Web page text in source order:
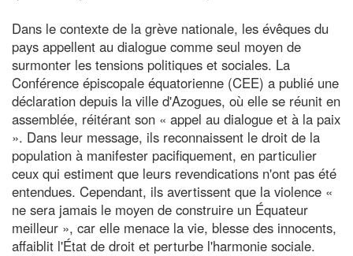
Dans le contexte de la grève nationale, les évêques du
pays appellent au dialogue comme seul moyen de
surmonter les tensions politiques et sociales. La
Conférence épiscopale équatorienne (CEE) a publié une
déclaration depuis la ville d'Azogues, où elle se réunit en
assemblée, réitérant son « appel au dialogue et à la paix
». Dans leur message, ils reconnaissent le droit de la
population à manifester pacifiquement, en particulier
ceux qui estiment que leurs revendications n'ont pas été
entendues. Cependant, ils avertissent que la violence «
ne sera jamais le moyen de construire un Équateur
meilleur », car elle menace la vie, blesse des innocents,
affaiblit l'État de droit et perturbe l'harmonie sociale.